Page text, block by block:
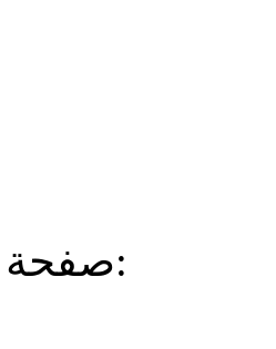
صفحة الاقتباس: